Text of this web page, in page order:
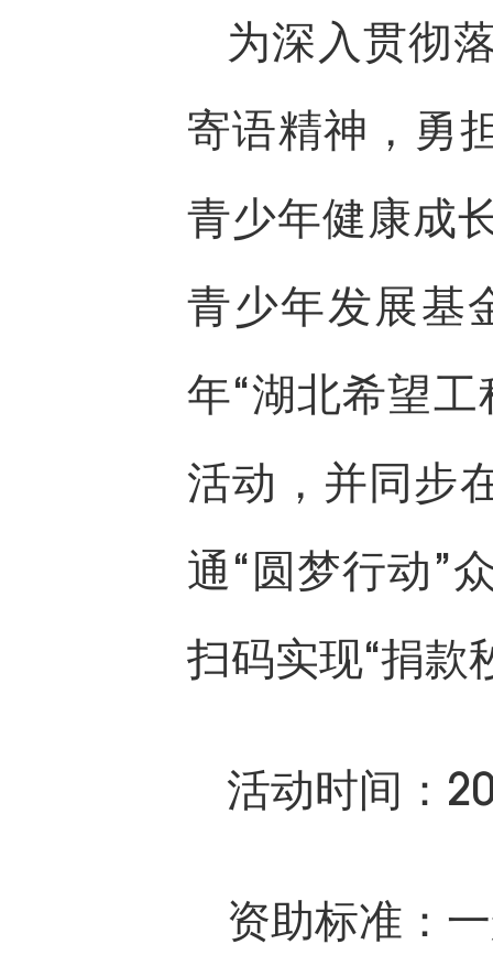
为深入贯彻
寄语精神，勇
青少年健康成
青少年发展基
年“湖北希望
活动，并同步
通“圆梦行动”
扫码实现“捐款
活动时间：
资助标准：